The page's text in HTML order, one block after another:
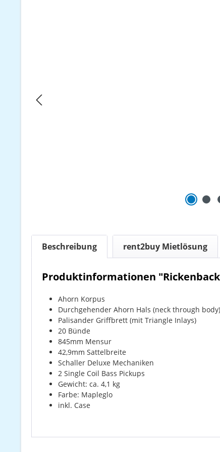
Beschreibung rent2buy Mietlösung
Produktinformationen
Ahorn Korpus
Durchgehender Ahorn Hals (neck through body)
Palisander Griffbrett (mit Triangle Inlays)
20 Bünde
845mm Mensur
42,9mm Sattelbreite
Schaller Deluxe Mechaniken
2 Single Coil Bass Pickups
Gewicht: ca. 4,1 kg
Farbe: Mapleglo
inkl. Case